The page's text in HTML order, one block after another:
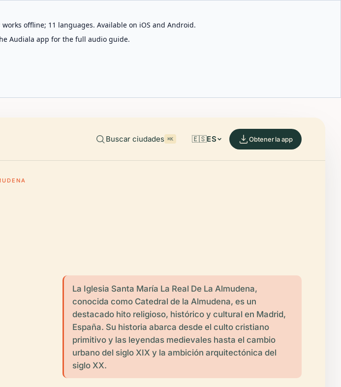
offline; 11 languages. Available on iOS and Android.
Audiala app for the full audio guide.
Buscar ciudades ⌘K 🇪🇸ES Obtener la app
La Iglesia Santa María La Real De La Almudena,
conocida como Catedral de la Almudena, es un
destacado hito religioso, histórico y cultural en Madrid,
España. Su historia abarca desde el culto cristiano
primitivo y las leyendas medievales hasta el cambio
urbano del siglo XIX y la ambición arquitectónica del
siglo XX.